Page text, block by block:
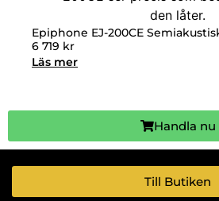
Epiphone EJ-200CE
6 719 kr
Läs mer
Handla nu
Till Butiken